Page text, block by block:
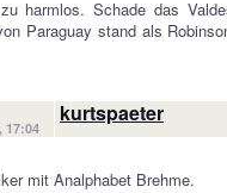
harmlos. Schade das
Paraguay stand als
17:04
kurtspaeter
mit Analphabet Brehme.